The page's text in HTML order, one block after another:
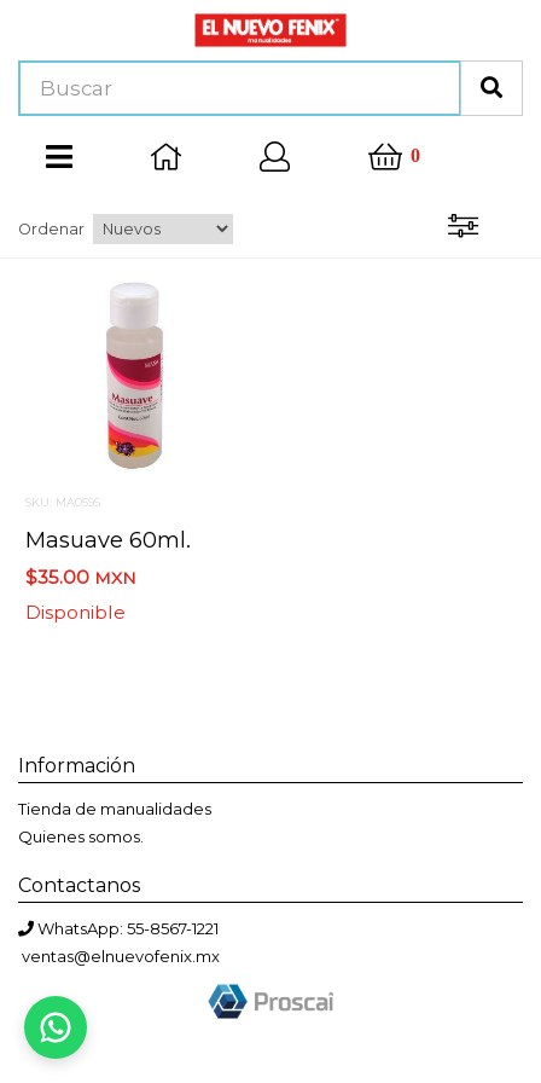
0
Ordenar
SKU: MA0595
Masuave 60ml.
$35.00 MXN
Disponible
Información
Tienda de manualidades
Quienes somos.
Contactanos
WhatsApp: 55-8567-1221
ventas@elnuevofenix.mx
Bienvenido a El Nuevo Fénix
Solemos responder en menos de una hora